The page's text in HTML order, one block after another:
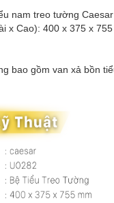
nam treo tường
x Cao): 400 x 375 x
bao gồm van xả bồn